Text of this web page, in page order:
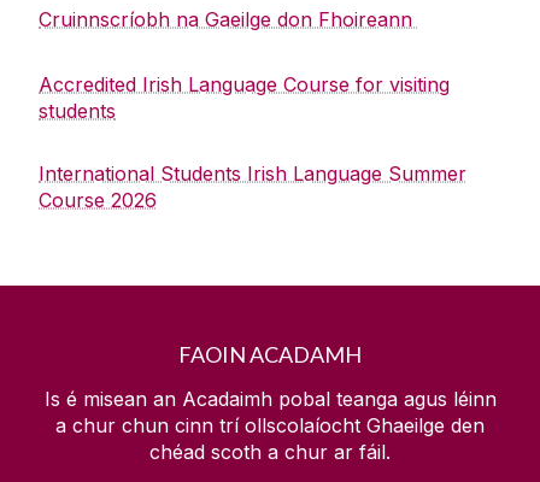
International Students Irish Language Summer
Course 2026
students
Cruinnscríobh na Gaeilge don Fhoireann
Eolas Fúinn
Teagmháil
Scéim Cónaitheachta Gaeilge
Cruinnscríobh na Gaeilge don Fhoireann
Accredited Irish Language Course for visiting
students
International Students Irish Language Summer
Course 2026
FAOIN ACADAMH
Is é misean an Acadaimh pobal teanga agus léinn
a chur chun cinn trí ollscolaíocht Ghaeilge den
chéad scoth a chur ar fáil.